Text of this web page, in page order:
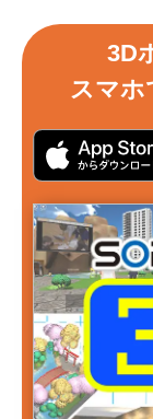
3D
スマホ